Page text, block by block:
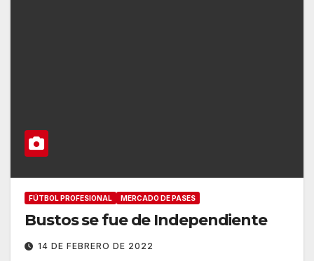
FÚTBOL PROFESIONAL MERCADO DE PASES
Bustos se fue de Independiente
14 DE FEBRERO DE 2022